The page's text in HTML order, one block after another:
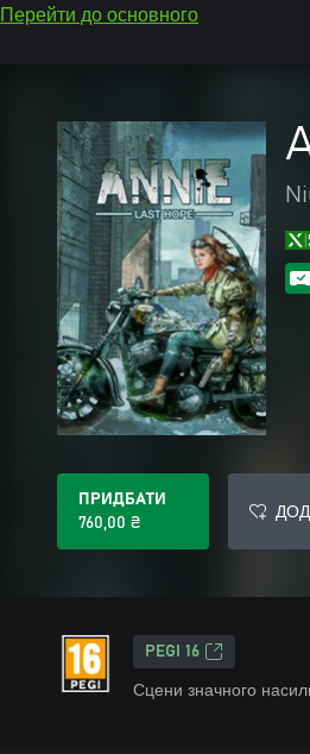
Перейти до основного
ПРИДБАТИ
760,00 ₴
PEGI 16
Сцени значного